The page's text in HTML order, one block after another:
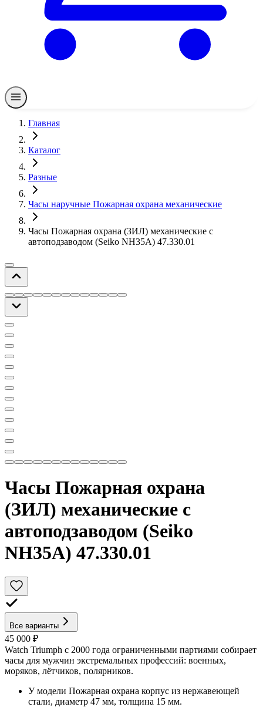
Главная
Каталог
Разные
Часы наручные Пожарная охрана механические
Часы Пожарная охрана (ЗИЛ) механические с
автоподзаводом (Seiko NH35A) 47.330.01
Часы Пожарная охрана
(ЗИЛ) механические с
автоподзаводом (Seiko
NH35A) 47.330.01
Все варианты
45 000 ₽
Watch Triumph с 2000 года ограниченными партиями собирает
часы для мужчин экстремальных профессий: военных,
моряков, лётчиков, полярников.
У модели Пожарная охрана корпус из нержавеющей
стали, диаметр 47 мм, толщина 15 мм.